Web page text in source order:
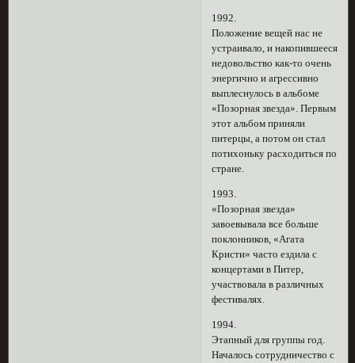
1992.
Положение вещей нас не
устраивало, и накопившееся
недовольство как-то очень
энергично и агрессивно
выплеснулось в альбоме
«Позорная звезда». Первым
этот альбом приняли
питерцы, а потом он стал
потихоньку расходиться по
стране.
1993.
«Позорная звезда»
завоевывала все больше
поклонников, «Агата
Кристи» часто ездила с
концертами в Питер,
участвовала в различных
фестивалях.
1994.
Этапный для группы год.
Началось сотрудничество с